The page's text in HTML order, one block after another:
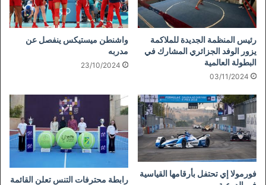
رئيس المنظمة الجديدة للملاكمة
يزور الوفد الجزائري المشارك في
البطولة العالمية
03/11/2024
واشنطن ميستيكس ينفصل عن
مدربه
23/10/2024
فورمولا إي تحتفل بأرقامها القياسية
رابطة محترفات التنس تعلن القائمة